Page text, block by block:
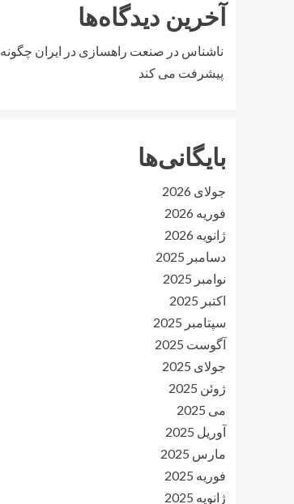
آخرین دیدگاه‌ها
ناشناس در صنعت راهسازی در ایران چگونه
پیشرفت می کند
بایگانی‌ها
جولای 2026
فوریه 2026
ژانویه 2026
دسامبر 2025
نوامبر 2025
اکتبر 2025
سپتامبر 2025
آگوست 2025
جولای 2025
ژوئن 2025
می 2025
آوریل 2025
مارس 2025
فوریه 2025
ژانویه 2025